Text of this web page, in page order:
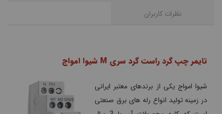
نظرات کاربران
تایمر چپ گرد راست گرد سری M شیوا امواج
شیوا امواج یکی از برندهای معتبر ایرانی
در زمینه تولید انواع رله های برق صنعتی